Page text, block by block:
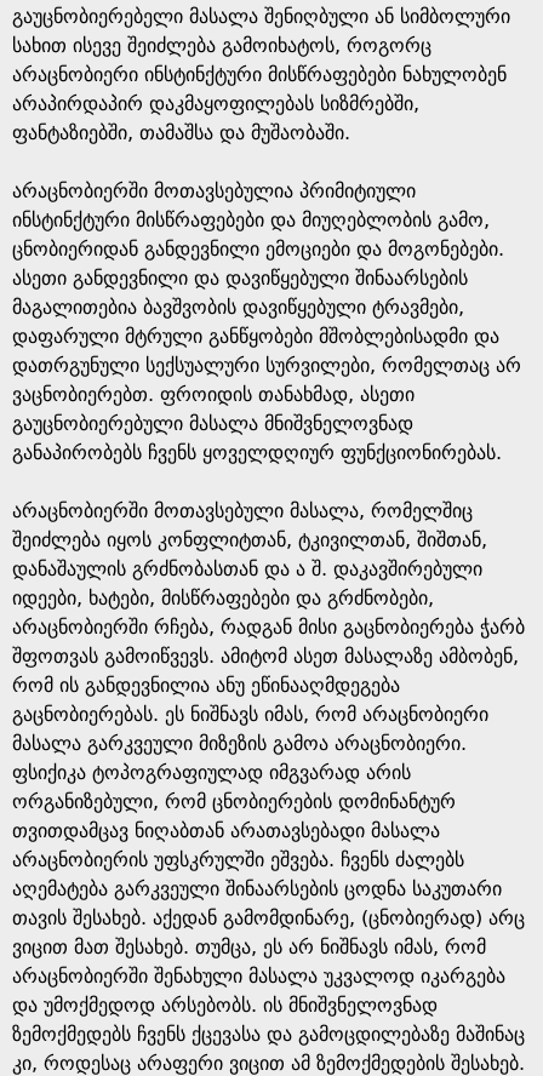
გაუცნობიერებელი მასალა შენიღბული ან სიმბოლური
სახით ისევე შეიძლება გამოიხატოს, როგორც
არაცნობიერი ინსტინქტური მისწრაფებები ნახულობენ
არაპირდაპირ დაკმაყოფილებას სიზმრებში,
ფანტაზიებში, თამაშსა და მუშაობაში.
არაცნობიერში მოთავსებულია პრიმიტიული
ინსტინქტური მისწრაფებები და მიუღებლობის გამო,
ცნობიერიდან განდევნილი ემოციები და მოგონებები.
ასეთი განდევნილი და დავიწყებული შინაარსების
მაგალითებია ბავშვობის დავიწყებული ტრავმები,
დაფარული მტრული განწყობები მშობლებისადმი და
დათრგუნული სექსუალური სურვილები, რომელთაც არ
ვაცნობიერებთ. ფროიდის თანახმად, ასეთი
გაუცნობიერებული მასალა მნიშვნელოვნად
განაპირობებს ჩვენს ყოველდღიურ ფუნქციონირებას.
არაცნობიერში მოთავსებული მასალა, რომელშიც
შეიძლება იყოს კონფლიტთან, ტკივილთან, შიშთან,
დანაშაულის გრძნობასთან და ა შ. დაკავშირებული
იდეები, ხატები, მისწრაფებები და გრძნობები,
არაცნობიერში რჩება, რადგან მისი გაცნობიერება ჭარბ
შფოთვას გამოიწვევს. ამიტომ ასეთ მასალაზე ამბობენ,
რომ ის განდევნილია ანუ ეწინააღმდეგება
გაცნობიერებას. ეს ნიშნავს იმას, რომ არაცნობიერი
მასალა გარკვეული მიზეზის გამოა არაცნობიერი.
ფსიქიკა ტოპოგრაფიულად იმგვარად არის
ორგანიზებული, რომ ცნობიერების დომინანტურ
თვითდამცავ ნიღაბთან არათავსებადი მასალა
არაცნობიერის უფსკრულში ეშვება. ჩვენს ძალებს
აღემატება გარკვეული შინაარსების ცოდნა საკუთარი
თავის შესახებ. აქედან გამომდინარე, (ცნობიერად) არც
ვიცით მათ შესახებ. თუმცა, ეს არ ნიშნავს იმას, რომ
არაცნობიერში შენახული მასალა უკვალოდ იკარგება
და უმოქმედოდ არსებობს. ის მნიშვნელოვნად
ზემოქმედებს ჩვენს ქცევასა და გამოცდილებაზე მაშინაც
კი, როდესაც არაფერი ვიცით ამ ზემოქმედების შესახებ.